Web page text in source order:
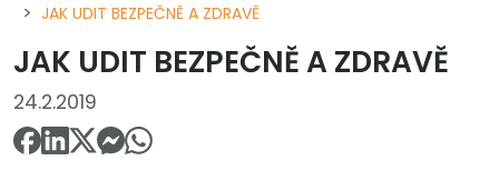
JAK UDIT BEZPEČNĚ A ZDRAVĚ
JAK UDIT BEZPEČNĚ A ZDRAVĚ
24.2.2019